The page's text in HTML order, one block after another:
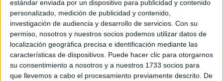
estándar enviada por un dispositivo para publicidad y contenido
personalizado, medición de publicidad y contenido,
investigación de audiencia y desarrollo de servicios. Con su
permiso, nosotros y nuestros socios podemos utilizar datos de
localización geográfica precisa e identificación mediante las
características de dispositivos. Puede hacer clic para otorgarnos
su consentimiento a nosotros y a nuestros 1733 socios para
que llevemos a cabo el procesamiento previamente descrito. De